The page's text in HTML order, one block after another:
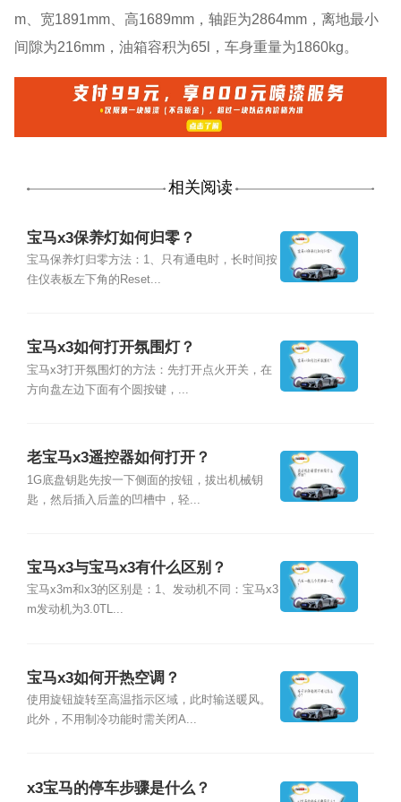
m、宽1891mm、高1689mm，轴距为2864mm，离地最小
间隙为216mm，油箱容积为65l，车身重量为1860kg。
相关阅读
宝马x3保养灯如何归零？
宝马保养灯归零方法：1、只有通电时，长时间按
住仪表板左下角的Reset...
宝马x3如何打开氛围灯？
宝马x3打开氛围灯的方法：先打开点火开关，在
方向盘左边下面有个圆按键，...
老宝马x3遥控器如何打开？
1G底盘钥匙先按一下侧面的按钮，拔出机械钥
匙，然后插入后盖的凹槽中，轻...
宝马x3与宝马x3有什么区别？
宝马x3m和x3的区别是：1、发动机不同：宝马x3
m发动机为3.0TL...
宝马x3如何开热空调？
使用旋钮旋转至高温指示区域，此时输送暖风。
此外，不用制冷功能时需关闭A...
x3宝马的停车步骤是什么？